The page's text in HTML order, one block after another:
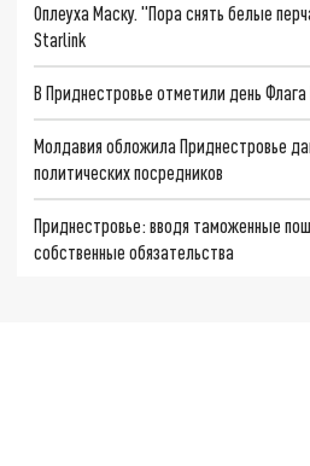
Оплеуха Маску. "Пора снять белые
Starlink
В Приднестровье отметили день
Молдавия обложила Приднестровье
политических посредников
Приднестровье: вводя таможенные
собственные обязательства